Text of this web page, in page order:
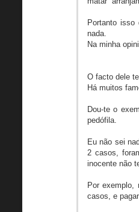
Portanto isso
nada.
Na minha
O facto dele
Há muitos
Dou-te o
pedófila.
Eu não sei
2 casos,
inocente não
Por exemplo,
casos, e